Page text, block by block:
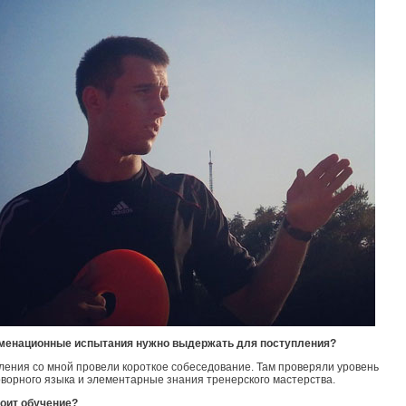
испытания нужно выдержать для поступления?
со мной провели короткое собеседование. Там проверяли уровень
языка и элементарные знания тренерского мастерства.